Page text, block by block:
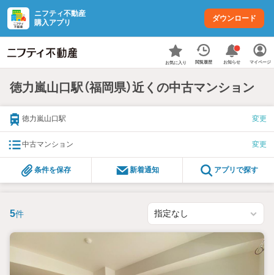
ニフティ不動産
購入アプリ
ダウンロード
お気に入り 閲覧履歴 お知らせ マイページ
徳力嵐山口駅（福岡県）近くの中古マンション
徳力嵐山口駅 変更
中古マンション 変更
条件を保存 新着通知 アプリで探す
5件